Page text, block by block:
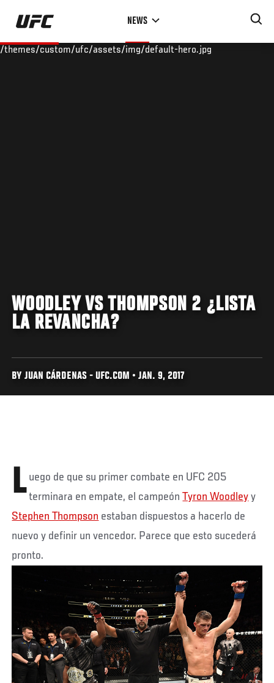
Skip
main
NEWS
/themes/custom/ufc/assets/img/default-hero.jpg
WOODLEY VS THOMPSON 2 ¿LISTA
LA REVANCHA?
BY JUAN CÁRDENAS - UFC.COM • JAN. 9, 2017
L uego de que su primer combate en UFC 205
terminara en empate, el campeónTyron Woodley y
Stephen Thompson estaban dispuestos a hacerlo de
nuevo y definir un vencedor. Parece que esto sucederá
pronto.